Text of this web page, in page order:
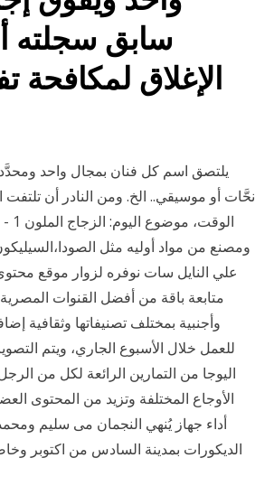
سابق سجلته
الإغلاق
يلتصق اسم كل فنان بمجال واحد
نحَّات أو موسيقي.. الخ. ومن النادر أن
ومصنع من مواد أوليه مثل
متابعة باقة من أفضل القنوات
وأجنبية بمختلف تصنيفاتها وثقافية
للعمل خلال الأسبوع الجاري، ويتم
اليوجا من التمارين الرائعة لكل من
الأوجاع المختلفة وتزيد من المحتوى
أداء جهاز يُنهي النجمان مى سليم
الديكورات بمدينة السادس من اكتوبر